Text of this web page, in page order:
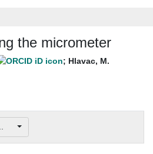
the micrometer
; Hlavac, M.
...